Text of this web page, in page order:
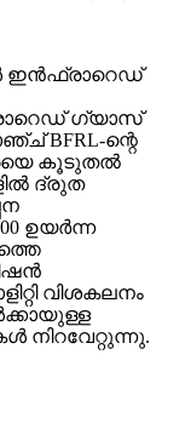
ഇൻഫ്രാറെഡ്
ഗ്യാസ്
BFRL-ന്റെ
കൂടുതൽ
ദ്രുത
ഉയർന്ന
വിശകലനം